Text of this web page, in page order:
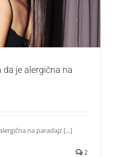
je alergična na
na paradajz [...]
2